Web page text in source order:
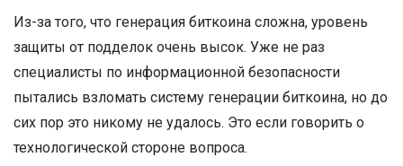
Из-за того, что генерация биткоина сложна, уровень
защиты от подделок очень высок. Уже не раз
специалисты по информационной безопасности
пытались взломать систему генерации биткоина, но до
сих пор это никому не удалось. Это если говорить о
технологической стороне вопроса.